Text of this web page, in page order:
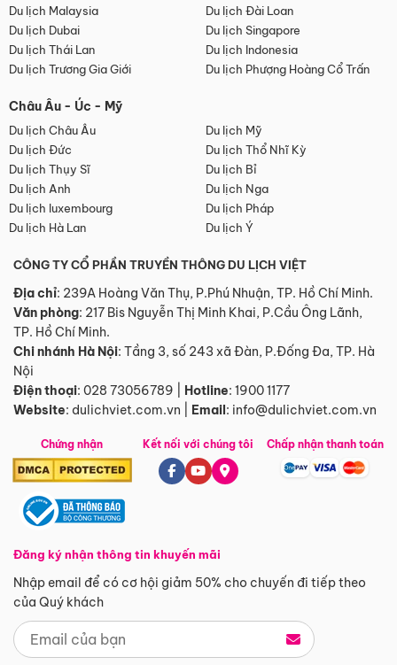
Du lịch Malaysia
Du lịch Đài Loan
Du lịch Dubai
Du lịch Singapore
Du lịch Thái Lan
Du lịch Indonesia
Du lịch Trương Gia Giới
Du lịch Phượng Hoàng Cổ Trấn
Châu Âu - Úc - Mỹ
Du lịch Châu Âu
Du lịch Mỹ
Du lịch Đức
Du lịch Thổ Nhĩ Kỳ
Du lịch Thụy Sĩ
Du lịch Bỉ
Du lịch Anh
Du lịch Nga
Du lịch luxembourg
Du lịch Pháp
Du lịch Hà Lan
Du lịch Ý
CÔNG TY CỔ PHẦN TRUYỀN THÔNG DU LỊCH VIỆT
Địa chỉ: 239A Hoàng Văn Thụ, P.Phú Nhuận, TP. Hồ Chí Minh.
Văn phòng: 217 Bis Nguyễn Thị Minh Khai, P.Cầu Ông Lãnh,
TP. Hồ Chí Minh.
Chi nhánh Hà Nội: Tầng 3, số 243 xã Đàn, P.Đống Đa, TP. Hà
Nội
Điện thoại: 028 73056789 Hotline: 1900 1177
Website: dulichviet.com.vn Email: info@dulichviet.com.vn
Chứng nhận
Đăng ký nhận thông tin khuyến mãi
Nhập email để có cơ hội giảm 50% cho chuyến đi tiếp theo
của Quý khách
Kết nối với chúng tôi Chấp nhận thanh toán